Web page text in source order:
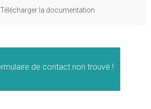
Télécharger la documentation
de contact non trouvé !